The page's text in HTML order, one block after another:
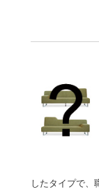
したタイプで、